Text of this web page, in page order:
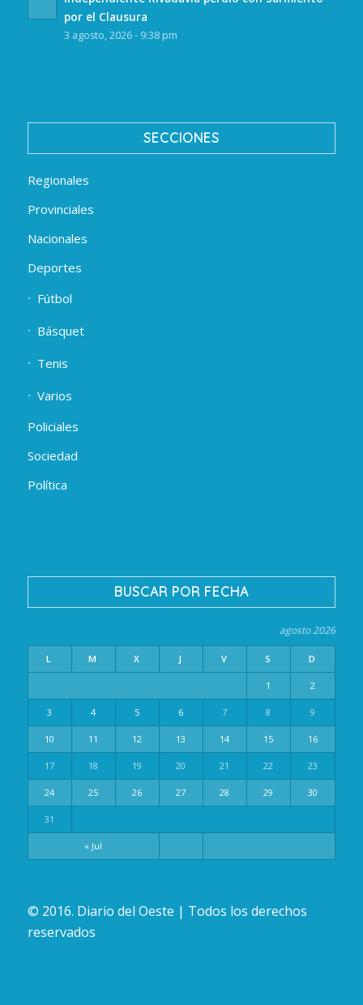
por el Clausura
3 agosto, 2026 - 9:38 pm
SECCIONES
Regionales
Provinciales
Nacionales
Deportes
Fútbol
Básquet
Tenis
Varios
Policiales
Sociedad
Política
BUSCAR POR FECHA
agosto 2026
L M X J V S D
« Jul
1 2
3 4 5 6 7 8 9
10 11 12 13 14 15 16
17 18 19 20 21 22 23
24 25 26 27 28 29 30
31
© 2016. Diario del Oeste | Todos los derechos
reservados